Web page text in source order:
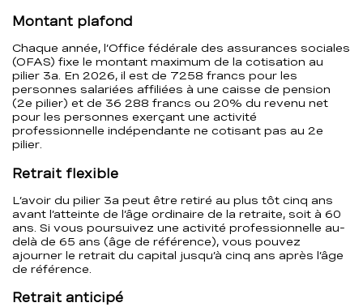
Montant plafond
Chaque année, l’Office fédérale des assurances sociales
(OFAS) fixe le montant maximum de la cotisation au
pilier 3a. En 2026, il est de 7258 francs pour les
personnes salariées affiliées à une caisse de pension
(2e pilier) et de 36 288 francs ou 20% du revenu net
pour les personnes exerçant une activité
professionnelle indépendante ne cotisant pas au 2e
pilier.
Retrait flexible
L’avoir du pilier 3a peut être retiré au plus tôt cinq ans
avant l’atteinte de l’âge ordinaire de la retraite, soit à 60
ans. Si vous poursuivez une activité professionnelle au-
delà de 65 ans (âge de référence), vous pouvez
ajourner le retrait du capital jusqu’à cinq ans après l’âge
de référence.
Retrait anticipé